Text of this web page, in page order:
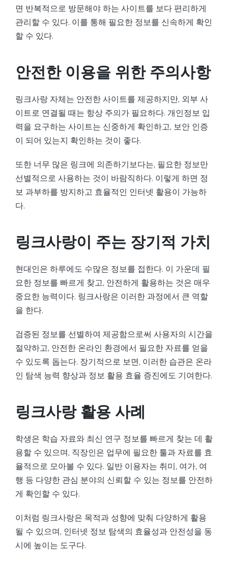
면 반복적으로 방문해야 하는 사이트를 보다 편리하게
관리할 수 있다. 이를 통해 필요한 정보를 신속하게 확인
할 수 있다.
안전한 이용을 위한 주의사항
링크사랑 자체는 안전한 사이트를 제공하지만, 외부 사
이트로 연결될 때는 항상 주의가 필요하다. 개인정보 입
력을 요구하는 사이트는 신중하게 확인하고, 보안 인증
이 되어 있는지 확인하는 것이 좋다.
또한 너무 많은 링크에 의존하기보다는, 필요한 정보만
선별적으로 사용하는 것이 바람직하다. 이렇게 하면 정
보 과부하를 방지하고 효율적인 인터넷 활용이 가능하
다.
링크사랑이 주는 장기적 가치
현대인은 하루에도 수많은 정보를 접한다. 이 가운데 필
요한 정보를 빠르게 찾고, 안전하게 활용하는 것은 매우
중요한 능력이다. 링크사랑은 이러한 과정에서 큰 역할
을 한다.
검증된 정보를 선별하여 제공함으로써 사용자의 시간을
절약하고, 안전한 온라인 환경에서 필요한 자료를 얻을
수 있도록 돕는다. 장기적으로 보면, 이러한 습관은 온라
인 탐색 능력 향상과 정보 활용 효율 증진에도 기여한다.
링크사랑 활용 사례
학생은 학습 자료와 최신 연구 정보를 빠르게 찾는 데 활
용할 수 있으며, 직장인은 업무에 필요한 툴과 자료를 효
율적으로 모아볼 수 있다. 일반 이용자는 취미, 여가, 여
행 등 다양한 관심 분야의 신뢰할 수 있는 정보를 안전하
게 확인할 수 있다.
이처럼 링크사랑은 목적과 성향에 맞춰 다양하게 활용
될 수 있으며, 인터넷 정보 탐색의 효율성과 안전성을 동
시에 높이는 도구다.